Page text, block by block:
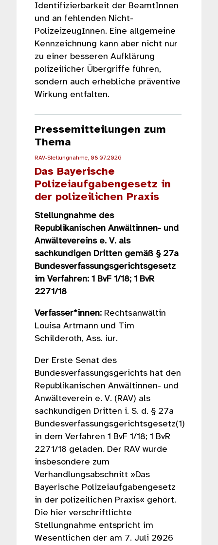
Identifizierbarkeit der BeamtInnen
und an fehlenden Nicht-
PolizeizeugInnen. Eine allgemeine
Kennzeichnung kann aber nicht nur
zu einer besseren Aufklärung
polizeilicher Übergriffe führen,
sondern auch erhebliche präventive
Wirkung entfalten.
Pressemitteilungen zum
Thema
RAV-Stellungnahme, 08.07.2026
Das Bayerische
Polizeiaufgabengesetz in
der polizeilichen Praxis
Stellungnahme des
Republikanischen Anwältinnen- und
Anwältevereins e. V. als
sachkundigen Dritten gemäß § 27a
Bundesverfassungsgerichtsgesetz
im Verfahren: 1 BvF 1/18; 1 BvR
2271/18
Verfasser*innen: Rechtsanwältin
Louisa Artmann und Tim
Schilderoth, Ass. iur.
Der Erste Senat des
Bundesverfassungsgerichts hat den
Republikanischen Anwältinnen- und
Anwälteverein e. V. (RAV) als
sachkundigen Dritten i. S. d. § 27a
Bundesverfassungsgerichtsgesetz(1)
in dem Verfahren 1 BvF 1/18; 1 BvR
2271/18 geladen. Der RAV wurde
insbesondere zum
Verhandlungsabschnitt »Das
Bayerische Polizeiaufgabengesetz
in der polizeilichen Praxis« gehört.
Die hier verschriftlichte
Stellungnahme entspricht im
Wesentlichen der am 7. Juli 2026